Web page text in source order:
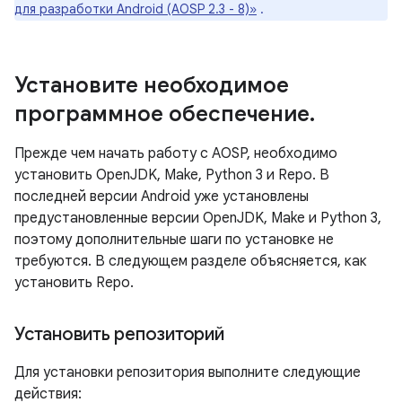
для разработки Android (AOSP 2.3 - 8)» .
Установите необходимое
программное обеспечение.
Прежде чем начать работу с AOSP, необходимо
установить OpenJDK, Make, Python 3 и Repo. В
последней версии Android уже установлены
предустановленные версии OpenJDK, Make и Python 3,
поэтому дополнительные шаги по установке не
требуются. В следующем разделе объясняется, как
установить Repo.
Установить репозиторий
Для установки репозитория выполните следующие
действия: